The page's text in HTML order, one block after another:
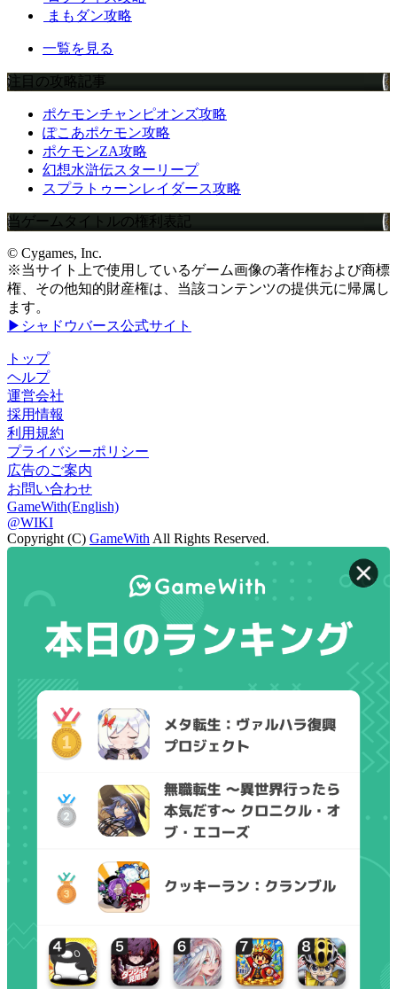
まもダン攻略
一覧を見る
注目の攻略記事
ポケモンチャンピオンズ攻略
ぽこあポケモン攻略
ポケモンZA攻略
幻想水滸伝スターリープ
スプラトゥーンレイダース攻略
当ゲームタイトルの権利表記
© Cygames, Inc.
※当サイト上で使用しているゲーム画像の著作権および商標
権、その他知的財産権は、当該コンテンツの提供元に帰属し
ます。
▶シャドウバース公式サイト
トップ
ヘルプ
運営会社
採用情報
利用規約
プライバシーポリシー
広告のご案内
お問い合わせ
GameWith(English)
@WIKI
Copyright (C) GameWith All Rights Reserved.